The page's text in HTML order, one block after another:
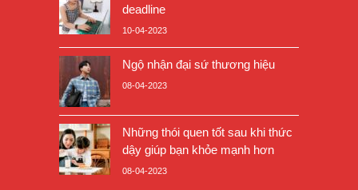
deadline
10-04-2023
Ngộ nhận đại sứ thương hiệu
08-04-2023
Những thói quen tốt sau khi thức
dậy giúp bạn khỏe mạnh hơn
08-04-2023